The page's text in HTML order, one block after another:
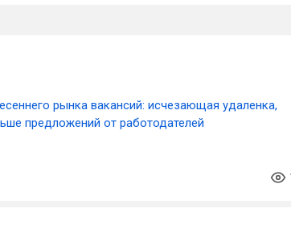
рынка вакансий: исчезающая удаленка,
предложений от работодателей